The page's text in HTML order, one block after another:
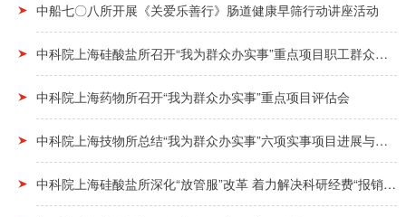
中船七〇八所开展《关爱乐善行》肠道健康早筛行动讲座活动
中科院上海硅酸盐所召开“我为群众办实事”重点项目职工群众满意度评估会
中科院上海药物所召开“我为群众办实事”重点项目评估会
中科院上海技物所总结“我为群众办实事”六项实事项目进展与成效
中科院上海硅酸盐所深化“放管服”改革 着力解决科研经费“报销繁”问题